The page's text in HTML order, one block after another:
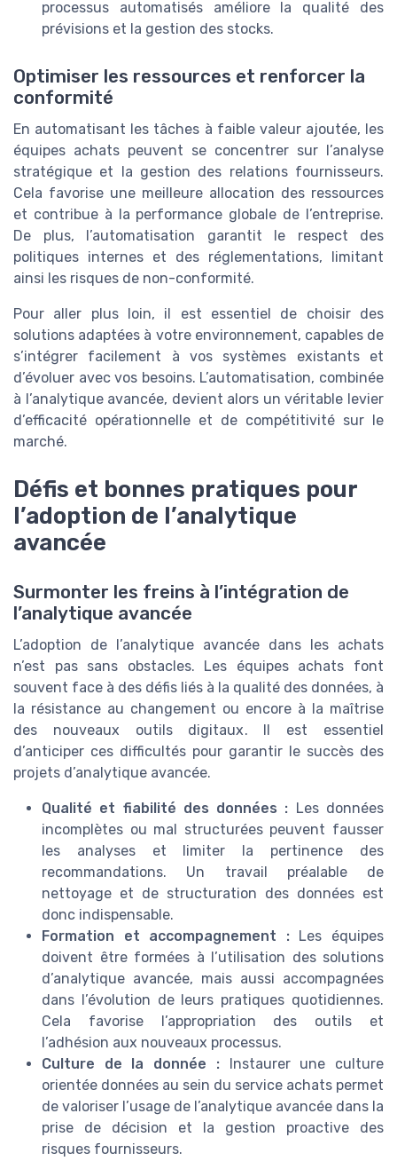
processus automatisés améliore la qualité des
prévisions et la gestion des stocks.
Optimiser les ressources et renforcer la
conformité
En automatisant les tâches à faible valeur ajoutée, les
équipes achats peuvent se concentrer sur l’analyse
stratégique et la gestion des relations fournisseurs.
Cela favorise une meilleure allocation des ressources
et contribue à la performance globale de l’entreprise.
De plus, l’automatisation garantit le respect des
politiques internes et des réglementations, limitant
ainsi les risques de non-conformité.
Pour aller plus loin, il est essentiel de choisir des
solutions adaptées à votre environnement, capables de
s’intégrer facilement à vos systèmes existants et
d’évoluer avec vos besoins. L’automatisation, combinée
à l’analytique avancée, devient alors un véritable levier
d’efficacité opérationnelle et de compétitivité sur le
marché.
Défis et bonnes pratiques pour
l’adoption de l’analytique
avancée
Surmonter les freins à l’intégration de
l’analytique avancée
L’adoption de l’analytique avancée dans les achats
n’est pas sans obstacles. Les équipes achats font
souvent face à des défis liés à la qualité des données, à
la résistance au changement ou encore à la maîtrise
des nouveaux outils digitaux. Il est essentiel
d’anticiper ces difficultés pour garantir le succès des
projets d’analytique avancée.
Qualité et fiabilité des données : Les données
incomplètes ou mal structurées peuvent fausser
les analyses et limiter la pertinence des
recommandations. Un travail préalable de
nettoyage et de structuration des données est
donc indispensable.
Formation et accompagnement :Les équipes
doivent être formées à l’utilisation des solutions
d’analytique avancée, mais aussi accompagnées
dans l’évolution de leurs pratiques quotidiennes.
Cela favorise l’appropriation des outils et
l’adhésion aux nouveaux processus.
Culture de la donnée :Instaurer une culture
orientée données au sein du service achats permet
de valoriser l’usage de l’analytique avancée dans la
prise de décision et la gestion proactive des
risques fournisseurs.